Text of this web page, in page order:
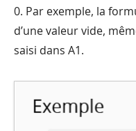
0. Par exemple, la
d’une valeur vide,
saisi dans A1.